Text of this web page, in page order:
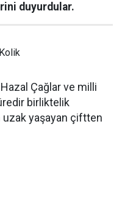
duyurdular.
Çağlar ve milli
birliktelik
uzak yaşayan çiftten